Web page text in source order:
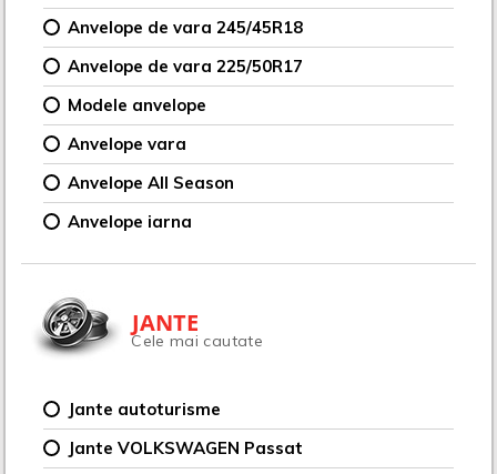
Anvelope de vara 245/45R18
Anvelope de vara 225/50R17
Modele anvelope
Anvelope vara
Anvelope All Season
Anvelope iarna
JANTE
Cele mai cautate
Jante autoturisme
Jante VOLKSWAGEN Passat